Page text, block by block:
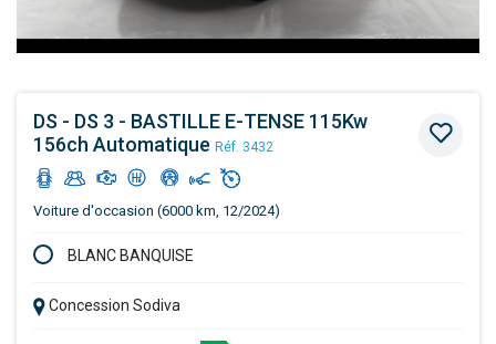
DS - DS 3 - BASTILLE E-TENSE 115Kw
156ch Automatique Réf. 3432
Voiture d'occasion (6000 km, 12/2024)
BLANC BANQUISE
Concession Sodiva